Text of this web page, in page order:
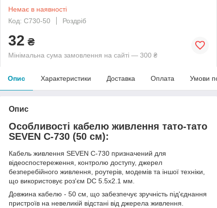
Немає в наявності
Код: C730-50
Роздріб
32 ₴
Мінімальна сума замовлення на сайті — 300 ₴
Опис Характеристики Доставка Оплата Умови
Опис
Особливості кабелю живлення тато-тато
SEVEN C-730 (50 см):
Кабель живлення SEVEN C-730 призначений для
відеоспостереження, контролю доступу, джерел
безперебійного живлення, роутерів, модемів та іншої техніки,
що використовує роз'єм DC 5.5x2.1 мм.
Довжина кабелю - 50 см, що забезпечує зручність під'єднання
пристроїв на невеликій відстані від джерела живлення.